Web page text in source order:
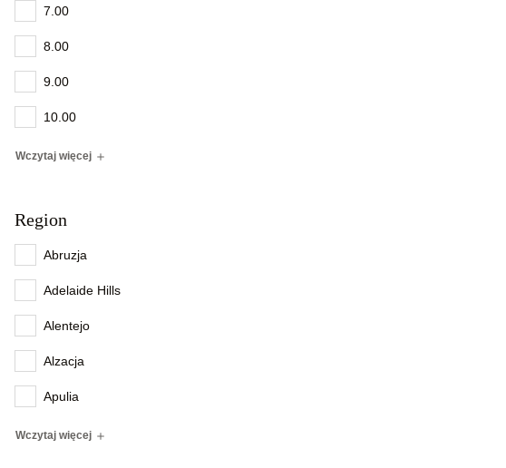
7.00
8.00
9.00
10.00
Wczytaj więcej
Region
Abruzja
Adelaide Hills
Alentejo
Alzacja
Apulia
Wczytaj więcej